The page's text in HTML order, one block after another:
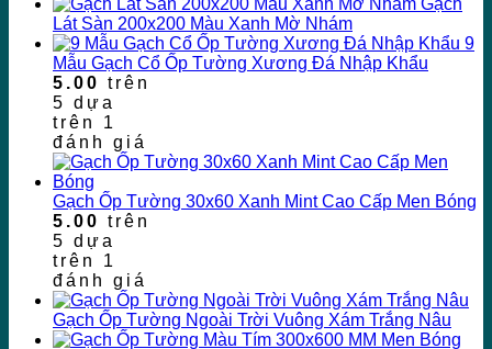
Gạch
Lát Sàn 200x200 Màu Xanh Mờ Nhám
9
Mẫu Gạch Cổ Ốp Tường Xương Đá Nhập Khẩu
5.00 trên
5 dựa
trên 1
đánh giá
Gạch Ốp Tường 30x60 Xanh Mint Cao Cấp Men Bóng
5.00 trên
5 dựa
trên 1
đánh giá
Gạch Ốp Tường Ngoài Trời Vuông Xám Trắng Nâu